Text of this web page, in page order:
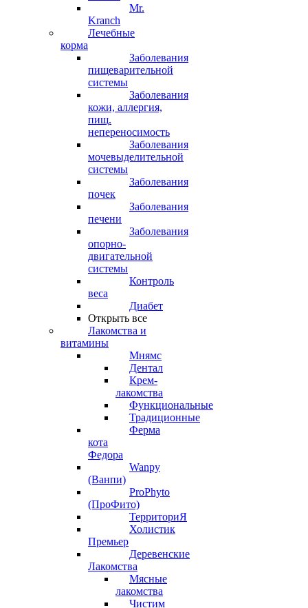
Mr.
Kranch
Лечебные
корма
Заболевания
пищеварительной
системы
Заболевания
кожи, аллергия,
пищ.
непереносимость
Заболевания
мочевыделительной
системы
Заболевания
почек
Заболевания
печени
Заболевания
опорно-
двигательной
системы
Контроль
веса
Диабет
Открыть все
Лакомства и
витамины
Мнямс
Дентал
Крем-
лакомства
Функциональные
Традиционные
Ферма
кота
Федора
Wanpy
(Ванпи)
ProPhyto
(ПроФито)
ТерриториЯ
Холистик
Премьер
Деревенские
Лакомства
Мясные
лакомства
Чистим